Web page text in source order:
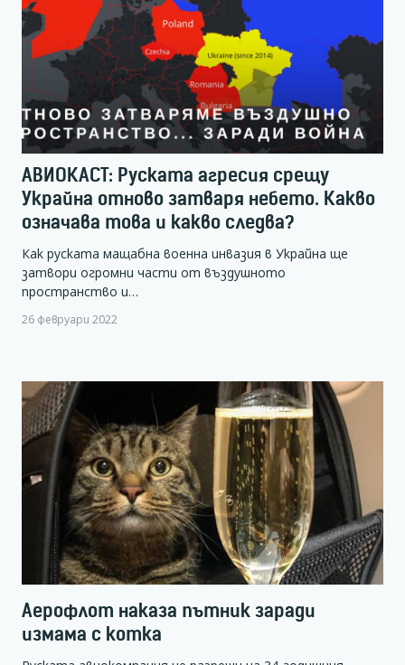
АВИОКАСТ: Руската агресия срещу
Украйна отново затваря небето. Какво
означава това и какво следва?
Как руската мащабна военна инвазия в Украйна ще
затвори огромни части от въздушното
пространство и…
26 февруари 2022
Аерофлот наказа пътник заради
измама с котка